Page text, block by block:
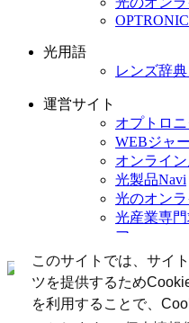
このサイトでは、サイ
ツを提供するため
を利用することで、
光用語
レンズ辞
運営サイト
オプトロ
WEBジャ
オンライ
光製品Navi
光のオン
光産業専
ア」
OPTRONICS ONLINE
広告掲載について